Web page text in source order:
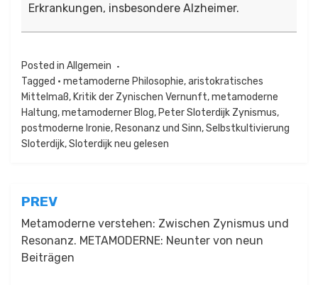
Erkrankungen, insbesondere Alzheimer.
Posted in Allgemein
Tagged • metamoderne Philosophie,aristokratisches
Mittelmaß, Kritik der Zynischen Vernunft,metamoderne
Haltung,metamoderner Blog, Peter Sloterdijk Zynismus,
postmoderne Ironie, Resonanz und Sinn,Selbstkultivierung
Sloterdijk,Sloterdijk neu gelesen
Beitragsnavigation
PREV
Metamoderne verstehen: Zwischen Zynismus und
Resonanz. METAMODERNE: Neunter von neun
Beiträgen